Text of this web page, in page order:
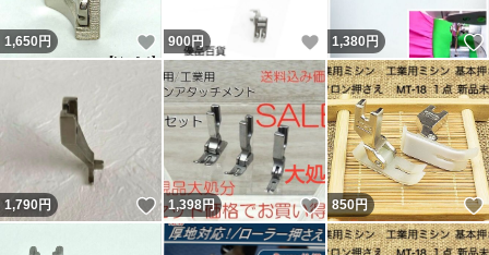
1,650 円 いいね！
900 円 いいね！
1,380 円
1,790円 いいね！
1,398円 いいね！
850円